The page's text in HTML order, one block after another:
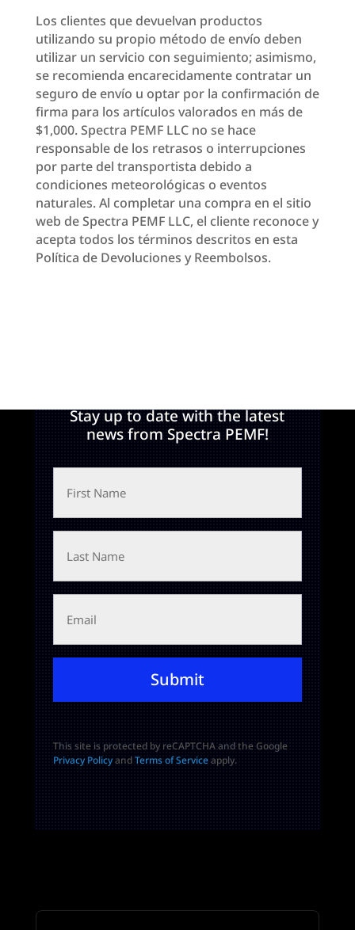
Los clientes que devuelvan productos
utilizando su propio método de envío deben
utilizar un servicio con seguimiento; asimismo,
se recomienda encarecidamente contratar un
seguro de envío u optar por la confirmación de
firma para los artículos valorados en más de
$1,000. Spectra PEMF LLC no se hace
responsable de los retrasos o interrupciones
por parte del transportista debido a
condiciones meteorológicas o eventos
naturales. Al completar una compra en el sitio
web de Spectra PEMF LLC, el cliente reconoce y
acepta todos los términos descritos en esta
Política de Devoluciones y Reembolsos.
Stay up to date with the latest
news from Spectra PEMF!
First
Name
Last
Name
Email
Submit
This site is protected by reCAPTCHA and the Google
Privacy PolicyandTerms of Serviceapply.